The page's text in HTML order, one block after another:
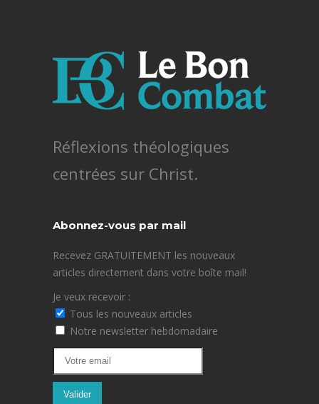
Réflexions théologiques
centrées sur Christ.
Abonnez-vous par mail
Recevez GRATUITEMENT les nouveaux
articles directement dans votre boîte mail!
Je veux recevoir :
Tous les nouveaux articles
Notre newsletter hebdomadaire